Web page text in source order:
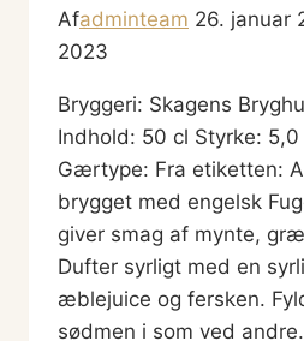
Afadminteam 26. januar
2023
Bryggeri: Skagens
Indhold: 50 cl Styrke: 5,0
Gærtype: Fra etiketten:
brygget med engelsk
giver smag af mynte,
Dufter syrligt med en
æblejuice og fersken.
sødmen i som ved